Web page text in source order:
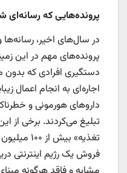
پرونده‌هایی که رسانه‌ای
در سال‌های اخیر، رسانه‌ها
پرونده‌های مهم در این
دستگیری افرادی که بدون
اجاره‌ای به انجام اعمال
داروهای هورمونی و
تبلیغ می‌کردند. برخی از
تغذیه»
فروش یک رژیم اینترنتی